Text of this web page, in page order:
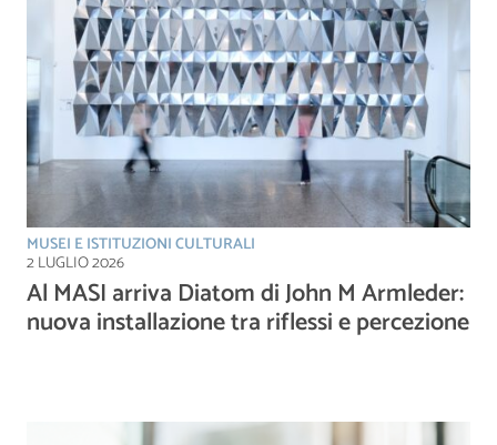
MUSEI E ISTITUZIONI CULTURALI
2 LUGLIO 2026
Al MASI arriva Diatom di John M Armleder:
nuova installazione tra riflessi e percezione